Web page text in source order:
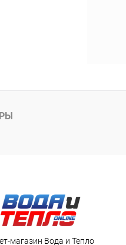
магазин Вода и Тепло